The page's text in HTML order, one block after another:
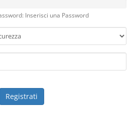
Inserisci una Password